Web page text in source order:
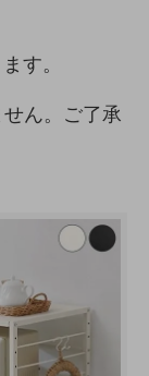
す。
ん。ご了承